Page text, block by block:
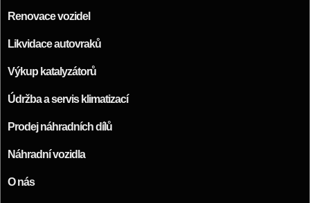
Renovace vozidel
Likvidace autovraků
Výkup katalyzátorů
Údržba a servis klimatizací
Prodej náhradních dílů
Náhradní vozidla
O nás